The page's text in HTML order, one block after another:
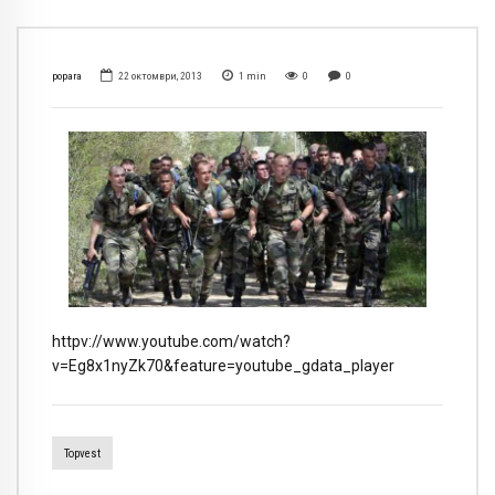
popara 22 октомври, 2013 1 min 0 0
httpv://www.youtube.com/watch?
v=Eg8x1nyZk70&feature=youtube_gdata_player
Topvest